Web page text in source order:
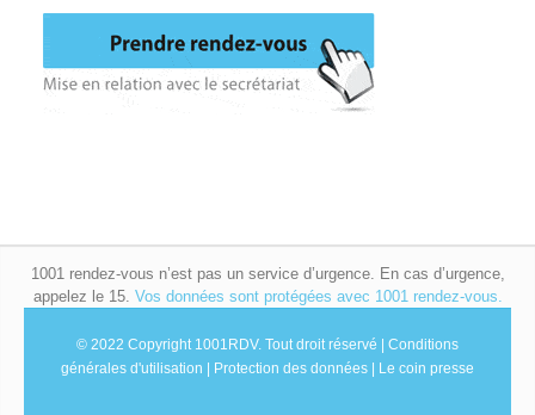
1001 rendez-vous n’est pas un service d’urgence. En cas d’urgence,
appelez le 15. Vos données sont protégées avec 1001 rendez-vous.
© 2022 Copyright 1001RDV. Tout droit réservé | Conditions
générales d'utilisation | Protection des données | Le coin presse